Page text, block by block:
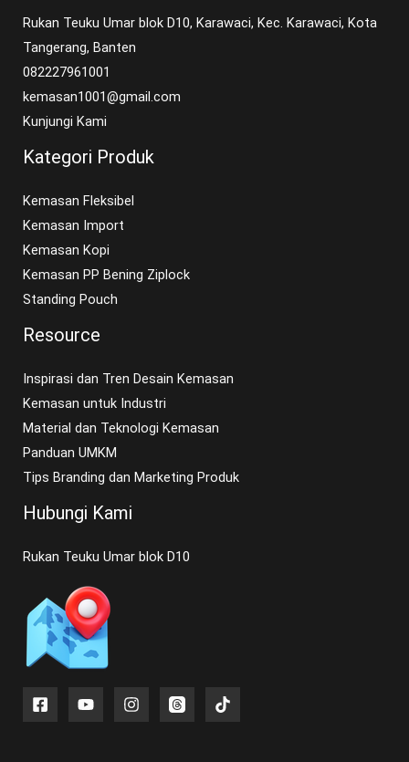
Rukan Teuku Umar blok D10, Karawaci, Kec. Karawaci, Kota
Tangerang, Banten
082227961001
kemasan1001@gmail.com
Kunjungi Kami
Kategori Produk
Kemasan Fleksibel
Kemasan Import
Kemasan Kopi
Kemasan PP Bening Ziplock
Standing Pouch
Resource
Inspirasi dan Tren Desain Kemasan
Kemasan untuk Industri
Material dan Teknologi Kemasan
Panduan UMKM
Tips Branding dan Marketing Produk
Hubungi Kami
Rukan Teuku Umar blok D10